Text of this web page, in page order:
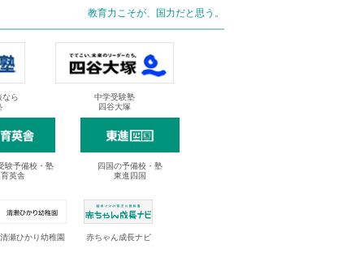
教育力こそが、国力だと思う。
なら
中学受験塾
四谷大塚
験予備校・塾
英舎
四国の予備校・塾
東進四国
清瀬ひかり幼稚園 赤ちゃん成長ナビ